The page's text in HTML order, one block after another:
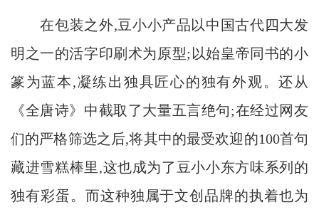
在包装之外,豆小小产品以中国古代四大发
明之一的活字印刷术为原型;以始皇帝同书的小
篆为蓝本,凝练出独具匠心的独有外观。还从
《全唐诗》中截取了大量五言绝句;在经过网友
们的严格筛选之后,将其中的最受欢迎的100首句
藏进雪糕棒里,这也成为了豆小小东方味系列的
独有彩蛋。而这种独属于文创品牌的执着也为